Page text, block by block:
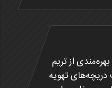
از تریم
تهویه